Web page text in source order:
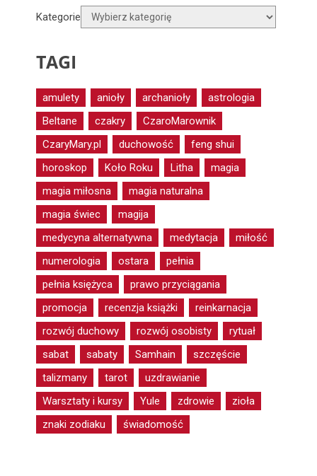
Kategorie
TAGI
amulety anioły archanioły
astrologia
Beltane
czakry
CzaroMarownik
CzaryMary.pl
duchowość
feng shui
horoskop
Koło Roku Litha
magia
magia miłosna
magia naturalna
magia świec
magija
medycyna alternatywna
medytacja
miłość
numerologia
ostara
pełnia
pełnia księżyca
prawo przyciągania
promocja
recenzja książki
reinkarnacja
rozwój duchowy
rozwój osobisty
rytuał
sabat
sabaty Samhain
szczęście
talizmany
tarot
uzdrawianie
Warsztaty i kursy
Yule zdrowie
zioła
znaki zodiaku
świadomość